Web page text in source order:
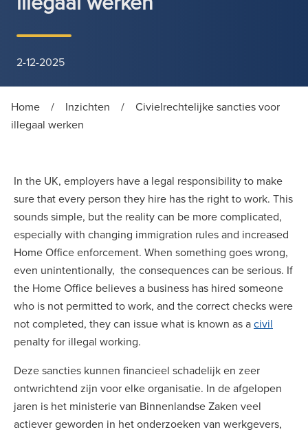
2-12-2025
Home / Inzichten /
Civielrechtelijke sancties voor
illegaal werken
In the UK, employers have a legal responsibility to make
sure that every person they hire has the right to work. This
sounds simple, but the reality can be more complicated,
especially with changing immigration rules and increased
Home Office enforcement. When something goes wrong,
even unintentionally, the consequences can be serious. If
the Home Office believes a business has hired someone
who is not permitted to work, and the correct checks were
not completed, they can issue what is known as acivil
penalty for illegal working.
Deze sancties kunnen financieel schadelijk en zeer
ontwrichtend zijn voor elke organisatie. In de afgelopen
jaren is het ministerie van Binnenlandse Zaken veel
actiever geworden in het onderzoeken van werkgevers,